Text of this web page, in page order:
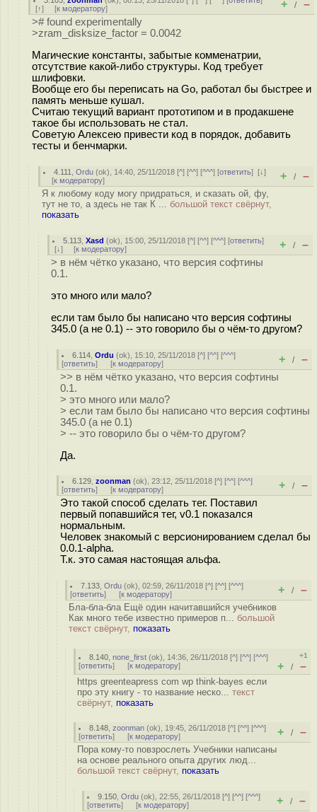
[↑] [к модератору] + / –
># found experimentally
>zram_disksize_factor = 0.0042
Магические константы, забытые комменатрии,
отсутствие какой-либо структуры. Код требует
шлифовки.
Вообще его бы переписать на Go, работал бы быстрее и
память меньше кушал.
Считаю текущий вариант прототипом и в продакшене
такое бы использовать не стал.
Советую Алексею привести код в порядок, добавить
тесты и бенчмарки.
4.111 ,Ordu (ok), 14:40, 25/11/2018 [^] [^^] [^^^] [ответить][↓]
[к модератору] + / –
Я к любому коду могу придраться, и сказать ой, фу,
тут не то, а здесь не так К ... большой текст свёрнут,
показать
5.113 ,Xasd (ok), 15:00, 25/11/2018 [^] [^^] [^^^] [ответить]
[↓] [к модератору] + / –
> в нём чётко указано, что версия софтины
0.1.
это много или мало?
если там было бы написано что версия софтины
345.0 (а не 0.1) -- это говорило бы о чём-то другом?
6.114 ,Ordu (ok), 15:10, 25/11/2018 [^] [^^] [^^^]
[ответить] [к модератору] + / –
>> в нём чётко указано, что версия софтины
0.1.
> это много или мало?
> если там было бы написано что версия софтины
345.0 (а не 0.1)
> -- это говорило бы о чём-то другом?
Да.
6.129 ,zoonman (ok), 23:12, 25/11/2018 [^] [^^] [^^^]
[ответить] [к модератору] + / –
Это такой способ сделать тег. Поставил
первый попавшийся тег, v0.1 показался
нормальным.
Человек знакомый с версионированием сделал бы
0.0.1-alpha.
Т.к. это самая настоящая альфа.
7.133 ,Ordu (ok), 02:59, 26/11/2018 [^] [^^] [^^^]
[ответить] [к модератору] + / –
Бла-бла-бла Ещё один начитавшийся учебников
Как много тебе известно примеров п... большой
текст свёрнут, показать
8.140 ,none_first (ok), 14:36, 26/11/2018 [^] [^^] [^^^]
[ответить] [к модератору]
+1
+ / –
https greenteapress com wp think-bayes если
про эту книгу - то название неско... текст
свёрнут, показать
8.148 ,zoonman (ok), 19:45, 26/11/2018 [^] [^^] [^^^]
[ответить] [к модератору] + / –
Пора кому-то повзрослеть Учебники написаны
на основе реального опыта других люд...
большой текст свёрнут, показать
9.150 ,Ordu (ok), 22:55, 26/11/2018 [^] [^^] [^^^]
[ответить] [к модератору] + / –